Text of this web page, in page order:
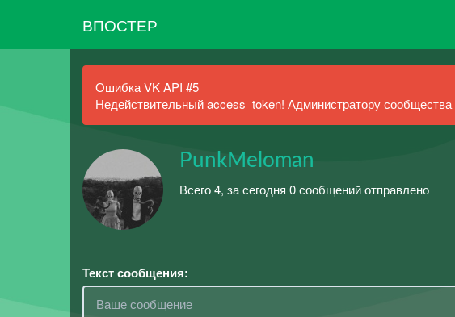
ВПОСТЕР
Ошибка VK API #5
Недействительный access_token! Администратору сообщества
PunkMeloman
Всего 4, за сегодня 0 сообщений отправлено
Текст сообщения: